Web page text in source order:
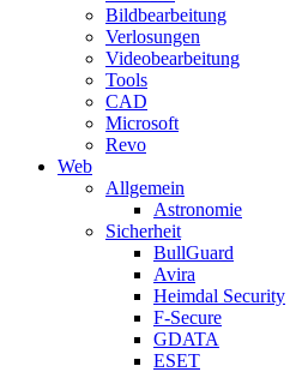
Bildbearbeitung
Verlosungen
Videobearbeitung
Tools
CAD
Microsoft
Revo
Web
Allgemein
Astronomie
Sicherheit
BullGuard
Avira
Heimdal Security
F-Secure
GDATA
ESET